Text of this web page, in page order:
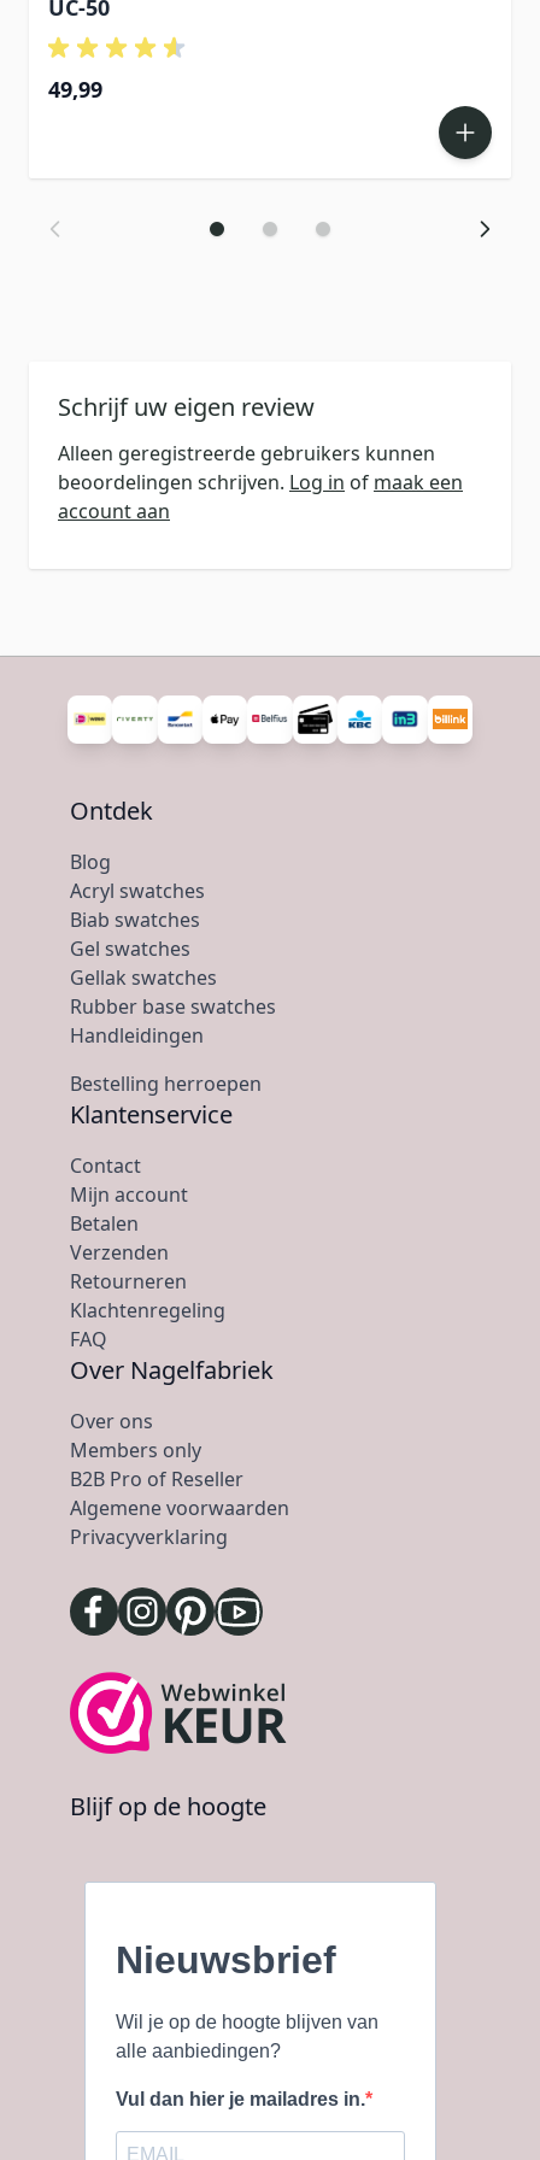
UC-50
49,99
Schrijf uw eigen review
Alleen geregistreerde gebruikers kunnen
beoordelingen schrijven. Log in of maak een
account aan
Ontdek
Blog
Acryl swatches
Biab swatches
Gel swatches
Gellak swatches
Rubber base swatches
Handleidingen
Bestelling herroepen
Klantenservice
Contact
Mijn account
Betalen
Verzenden
Retourneren
Klachtenregeling
FAQ
Over Nagelfabriek
Over ons
Members only
B2B Pro of Reseller
Algemene voorwaarden
Privacyverklaring
Blijf op de hoogte
Nieuwsbrief
Wil je op de hoogte blijven van
alle aanbiedingen?
Vul dan hier je mailadres in.